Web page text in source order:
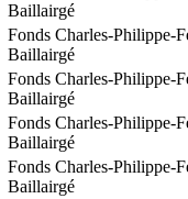
Baillairgé
Fonds Charles-Philippe-
Baillairgé
Fonds Charles-Philippe-
Baillairgé
Fonds Charles-Philippe-
Baillairgé
Fonds Charles-Philippe-
Baillairgé